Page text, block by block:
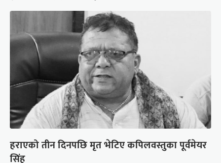
हराएको तीन दिनपछि मृत भेटिए कपिलवस्तुका पूर्वमेयर
सिंह